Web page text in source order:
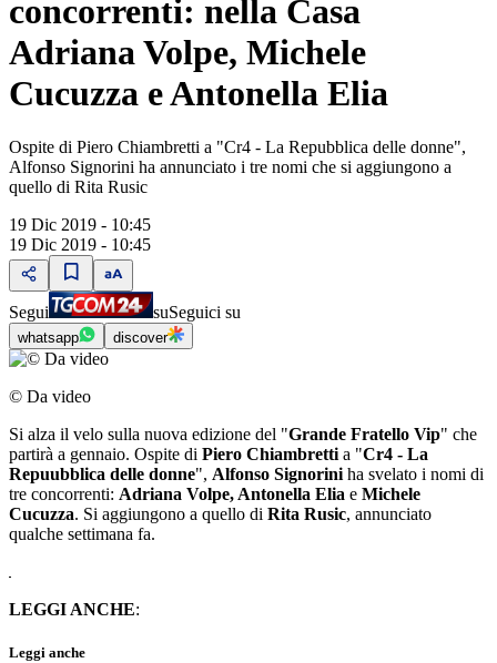
concorrenti: nella Casa
Adriana Volpe, Michele
Cucuzza e Antonella Elia
Ospite di Piero Chiambretti a "Cr4 - La Repubblica delle donne",
Alfonso Signorini ha annunciato i tre nomi che si aggiungono a
quello di Rita Rusic
19 Dic 2019 - 10:45
19 Dic 2019 - 10:45
Segui suSeguici su
whatsapp discover
© Da video
Si alza il velo sulla nuova edizione del "Grande Fratello Vip" che
partirà a gennaio. Ospite di Piero Chiambretti a "Cr4 - La
Repuubblica delle donne", Alfonso Signorini ha svelato i nomi di
tre concorrenti: Adriana Volpe, Antonella Elia e Michele
Cucuzza. Si aggiungono a quello di Rita Rusic, annunciato
qualche settimana fa.
LEGGI ANCHE:
Leggi anche